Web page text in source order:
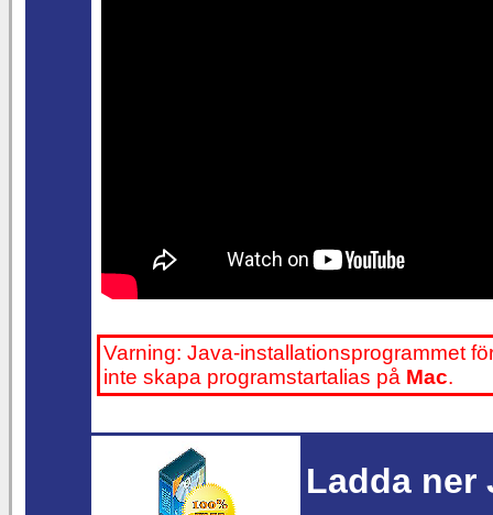
Varning: Java-installationsprogrammet
inte skapa programstartalias på Mac.
Ladda ner